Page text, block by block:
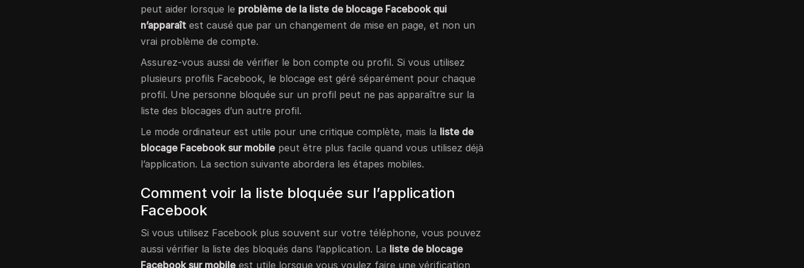
peut aider lorsque le problème de la liste de blocage Facebook qui
n’apparaît est causé que par un changement de mise en page, et non un
vrai problème de compte.
Assurez-vous aussi de vérifier le bon compte ou profil. Si vous utilisez
plusieurs profils Facebook, le blocage est géré séparément pour chaque
profil. Une personne bloquée sur un profil peut ne pas apparaître sur la
liste des blocages d’un autre profil.
Le mode ordinateur est utile pour une critique complète, mais la liste de
blocage Facebook sur mobile peut être plus facile quand vous utilisez déjà
l’application. La section suivante abordera les étapes mobiles.
Comment voir la liste bloquée sur l’application
Facebook
Si vous utilisez Facebook plus souvent sur votre téléphone, vous pouvez
aussi vérifier la liste des bloqués dans l’application. La liste de blocage
Facebook sur mobile est utile lorsque vous voulez faire une vérification